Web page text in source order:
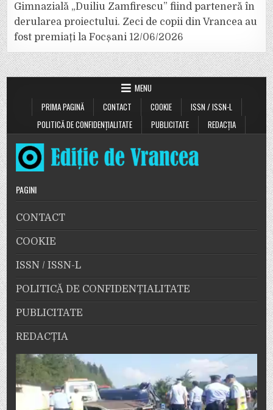
Gimnazială „Duiliu Zamfirescu” fiind parteneră în
derularea proiectului. Zeci de copii din Vrancea au
fost premiați la Focșani 12/06/2026
MENU
PRIMA PAGINĂ
CONTACT COOKIE
ISSN / ISSN-L
POLITICĂ DE CONFIDENȚIALITATE
PUBLICITATE REDACȚIA
PAGINI
CONTACT
COOKIE
ISSN / ISSN-L
POLITICĂ DE CONFIDENȚIALITATE
PUBLICITATE
REDACȚIA